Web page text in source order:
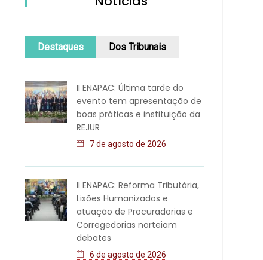
Destaques Dos Tribunais
II ENAPAC: Última tarde do
evento tem apresentação de
boas práticas e instituição da
REJUR
7 de agosto de 2026
II ENAPAC: Reforma Tributária,
Lixões Humanizados e
atuação de Procuradorias e
Corregedorias norteiam
debates
6 de agosto de 2026